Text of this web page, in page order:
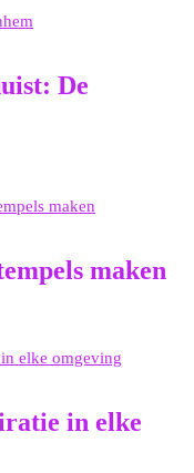
De
maken
in elke